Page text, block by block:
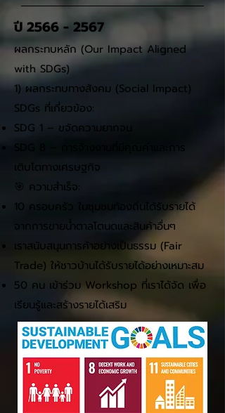
ปี2566 - 2567
ผลกระทบหลัก (Our Impact Aligned
with SDGs)
1) ผลกระทบทางสังคม (Social Impact)
SDGs ที่เกี่ยวข้อง:
SDG 1 – ขจัดความยากจน
SDG 8 – การจ้างงานที่มีคุณค่าและการ
เติบโตทางเศรษฐกิจ
🎯 ความสำเร็จ:
10 ครอบครัว ในชุมชนท้องถิ่นได้รับรายได้
จากการขายน้ำตาลโตนดและสินค้าอื่นๆ
เราสนับสนุนการค้าอย่างเป็นธรรม (Fair
Trade) ให้ชาวบ้านได้รับรายได้อย่างเหมาะสม
50 คน เข้าร่วม Workshop ที่เราได้จัด เพื่อ
เรียนรู้และสร้างรายได้เสริม